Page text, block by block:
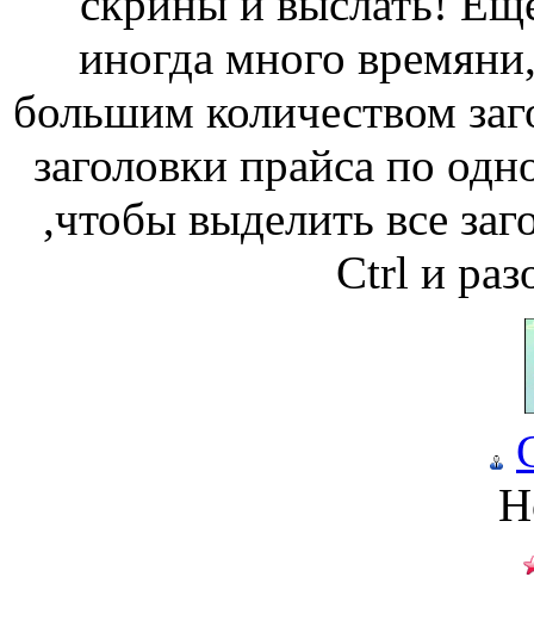
иногда много
большим количеством
заголовки прайса по
,чтобы выделить все
Ctrl и